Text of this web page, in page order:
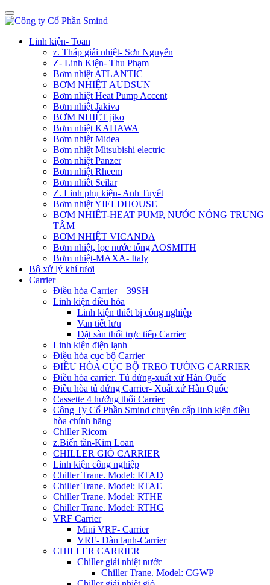
Linh kiện- Toan
z. Tháp giải nhiệt- Sơn Nguyễn
Z- Linh Kiện- Thu Phạm
Bơm nhiệt ATLANTIC
BƠM NHIỆT AUDSUN
Bơm nhiệt Heat Pump Accent
Bơm nhiệt Jakiva
BƠM NHIỆT jiko
Bơm nhiệt KAHAWA
Bơm nhiệt Midea
Bơm nhiệt Mitsubishi electric
Bơm nhiệt Panzer
Bơm nhiệt Rheem
Bơm nhiêt Seilar
Z. Linh phụ kiện- Anh Tuyết
Bơm nhiệt YIELDHOUSE
BƠM NHIÊT-HEAT PUMP, NƯỚC NÓNG TRUNG
TÂM
BƠM NHIỆT VICANDA
Bơm nhiệt, lọc nước tổng AOSMITH
Bơm nhiệt-MAXA- Italy
Bộ xử lý khí tươi
Carrier
Điều hòa Carrier – 39SH
Linh kiện điều hòa
Linh kiện thiết bị công nghiệp
Van tiết lưu
Đặt sàn thổi trực tiếp Carrier
Linh kiện điện lạnh
Điều hòa cục bộ Carrier
ĐIỀU HÒA CỤC BỘ TREO TƯỜNG CARRIER
Điều hòa carrier. Tủ đứng-xuất xứ Hàn Quốc
Điều hòa tủ đứng Carrier- Xuất xứ Hàn Quốc
Cassette 4 hướng thổi Carrier
Công Ty Cổ Phần Smind chuyên cấp linh kiện điều
hòa chính hãng
Chiller Ricom
z.Biến tần-Kim Loan
CHILLER GIÓ CARRIER
Linh kiện công nghiệp
Chiller Trane. Model: RTAD
Chiller Trane. Model: RTAE
Chiller Trane. Model: RTHE
Chiller Trane. Model: RTHG
VRF Carrier
Mini VRF- Carrier
VRF- Dàn lạnh-Carrier
CHILLER CARRIER
Chiller giải nhiệt nước
Chiller Trane. Model: CGWP